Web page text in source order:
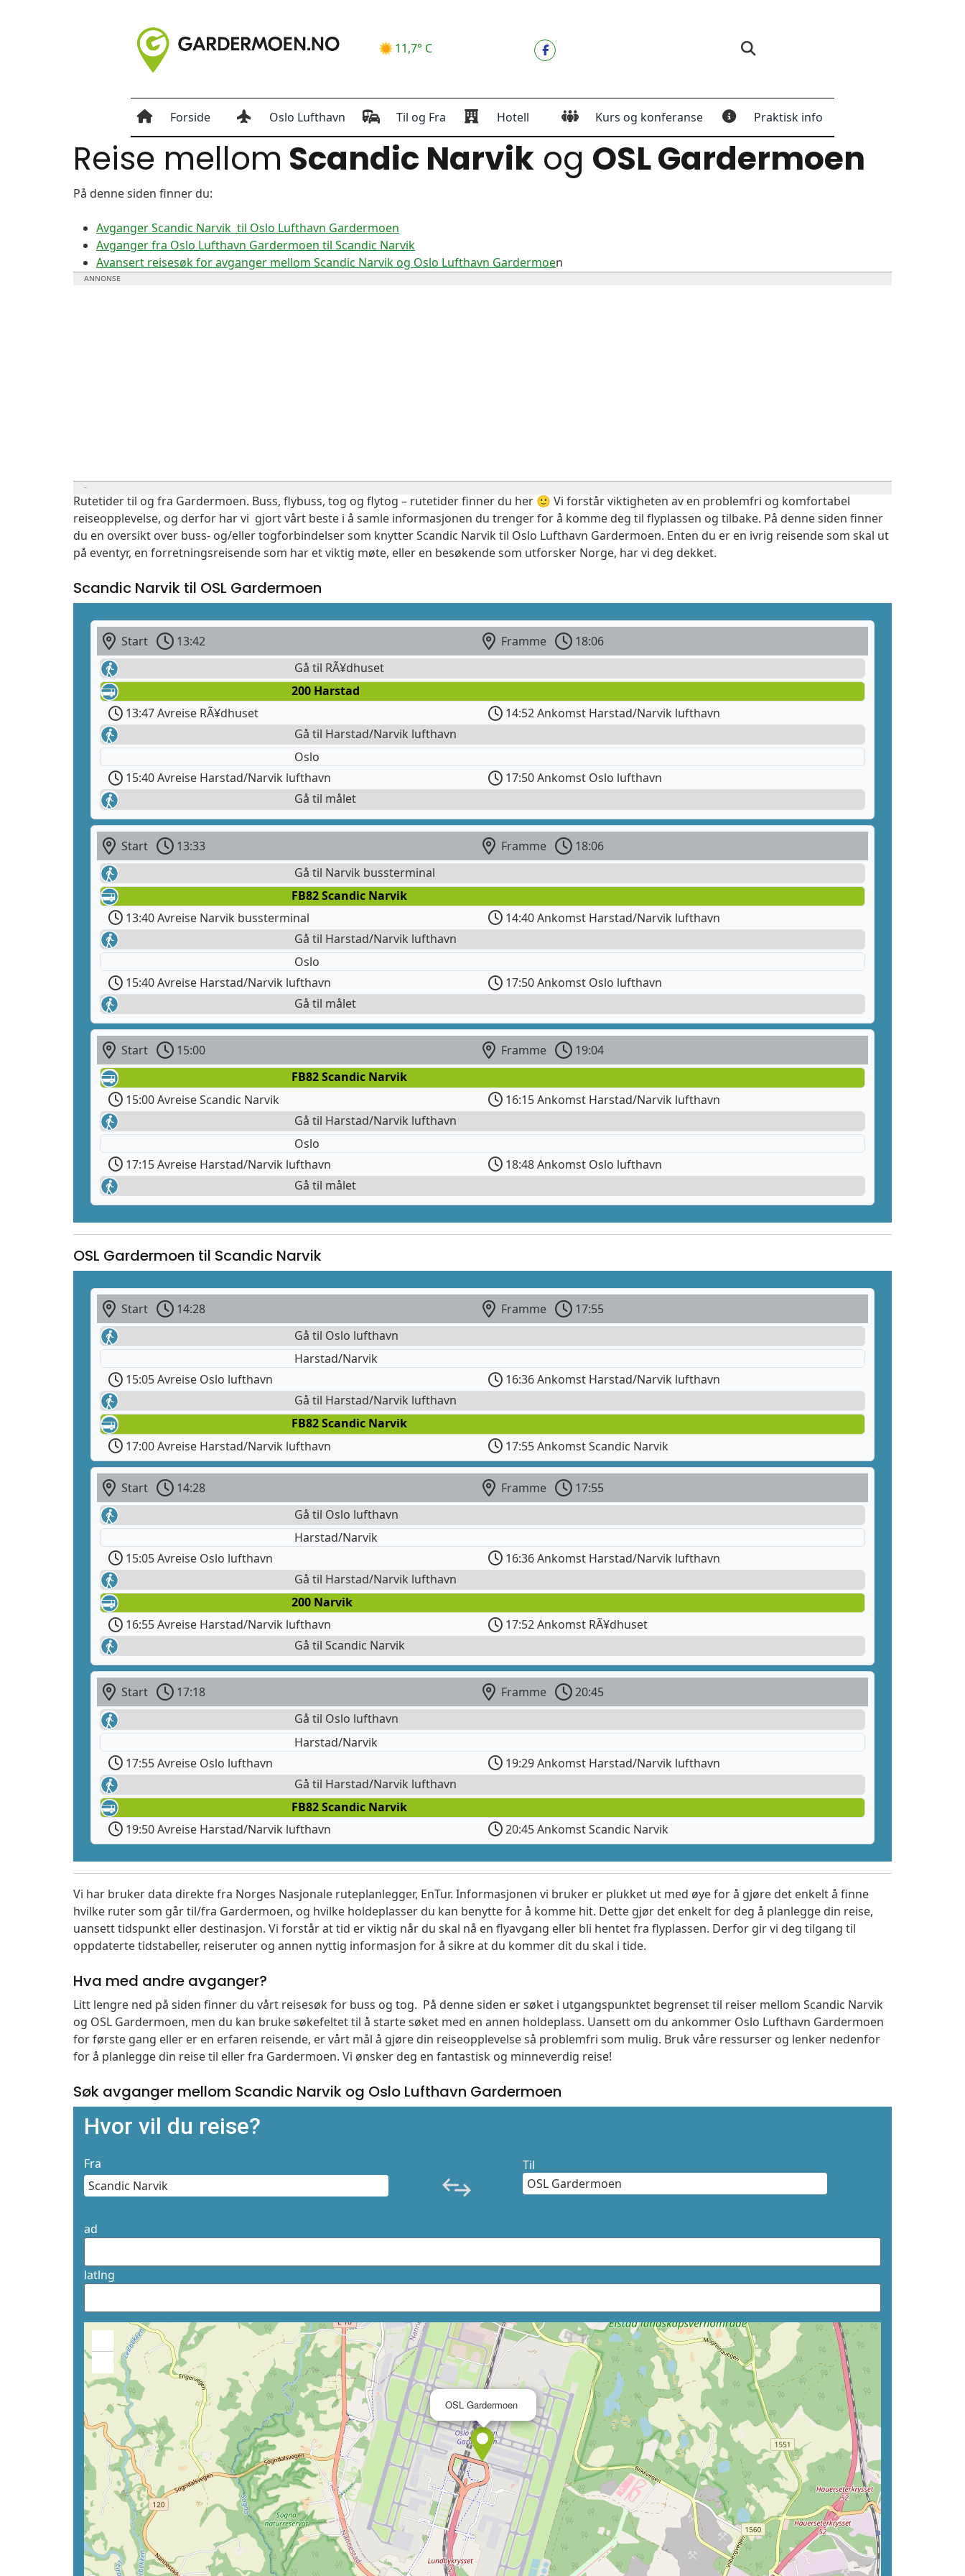
11,7° C
Forside Oslo Lufthavn Til og Fra Hotell Kurs og konferanse Praktisk info
Reise mellom Scandic Narvik og OSL Gardermoen
På denne siden finner du:
Avganger Scandic Narvik til Oslo Lufthavn Gardermoen
Avganger fra Oslo Lufthavn Gardermoen til Scandic Narvik
Avansert reisesøk for avganger mellom Scandic Narvik og Oslo Lufthavn Gardermoen
Rutetider til og fra Gardermoen. Buss, flybuss, tog og flytog – rutetider finner du her 🙂 Vi forstår viktigheten av en problemfri og komfortabel
reiseopplevelse, og derfor har vi gjort vårt beste i å samle informasjonen du trenger for å komme deg til flyplassen og tilbake. På denne siden finner
du en oversikt over buss- og/eller togforbindelser som knytter Scandic Narvik til Oslo Lufthavn Gardermoen. Enten du er en ivrig reisende som skal ut
på eventyr, en forretningsreisende som har et viktig møte, eller en besøkende som utforsker Norge, har vi deg dekket.
Scandic Narvik til OSL Gardermoen
Start 13:42 Framme
18:06
Gå til RÃ¥dhuset
200 Harstad
13:47 Avreise RÃ¥dhuset
14:52 Ankomst Harstad/Narvik lufthavn
Gå til Harstad/Narvik lufthavn
Oslo
15:40 Avreise Harstad/Narvik lufthavn
17:50 Ankomst Oslo lufthavn
Gå til målet
Start 13:33 Framme
18:06
Gå til Narvik bussterminal
FB82 Scandic Narvik
13:40 Avreise Narvik bussterminal
14:40 Ankomst Harstad/Narvik lufthavn
Gå til Harstad/Narvik lufthavn
Oslo
15:40 Avreise Harstad/Narvik lufthavn
17:50 Ankomst Oslo lufthavn
Gå til målet
Start 15:00 Framme
19:04
FB82 Scandic Narvik
15:00 Avreise Scandic Narvik
16:15 Ankomst Harstad/Narvik lufthavn
Gå til Harstad/Narvik lufthavn
Oslo
17:15 Avreise Harstad/Narvik lufthavn
18:48 Ankomst Oslo lufthavn
Gå til målet
OSL Gardermoen til Scandic Narvik
Start 14:28 Framme
17:55
Gå til Oslo lufthavn
Harstad/Narvik
15:05 Avreise Oslo lufthavn
16:36 Ankomst Harstad/Narvik lufthavn
Gå til Harstad/Narvik lufthavn
FB82 Scandic Narvik
17:00 Avreise Harstad/Narvik lufthavn
17:55 Ankomst Scandic Narvik
Start 14:28 Framme
17:55
Gå til Oslo lufthavn
Harstad/Narvik
15:05 Avreise Oslo lufthavn
16:36 Ankomst Harstad/Narvik lufthavn
Gå til Harstad/Narvik lufthavn
200 Narvik
16:55 Avreise Harstad/Narvik lufthavn
17:52 Ankomst RÃ¥dhuset
Gå til Scandic Narvik
Start 17:18 Framme
20:45
Gå til Oslo lufthavn
Harstad/Narvik
17:55 Avreise Oslo lufthavn
19:29 Ankomst Harstad/Narvik lufthavn
Gå til Harstad/Narvik lufthavn
FB82 Scandic Narvik
19:50 Avreise Harstad/Narvik lufthavn
20:45 Ankomst Scandic Narvik
Vi har bruker data direkte fra Norges Nasjonale ruteplanlegger, EnTur. Informasjonen vi bruker er plukket ut med øye for å gjøre det enkelt å finne
hvilke ruter som går til/fra Gardermoen, og hvilke holdeplasser du kan benytte for å komme hit. Dette gjør det enkelt for deg å planlegge din reise,
uansett tidspunkt eller destinasjon. Vi forstår at tid er viktig når du skal nå en flyavgang eller bli hentet fra flyplassen. Derfor gir vi deg tilgang til
oppdaterte tidstabeller, reiseruter og annen nyttig informasjon for å sikre at du kommer dit du skal i tide.
Hva med andre avganger?
Litt lengre ned på siden finner du vårt reisesøk for buss og tog. På denne siden er søket i utgangspunktet begrenset til reiser mellom Scandic Narvik
og OSL Gardermoen, men du kan bruke søkefeltet til å starte søket med en annen holdeplass. Uansett om du ankommer Oslo Lufthavn Gardermoen
for første gang eller er en erfaren reisende, er vårt mål å gjøre din reiseopplevelse så problemfri som mulig. Bruk våre ressurser og lenker nedenfor
for å planlegge din reise til eller fra Gardermoen. Vi ønsker deg en fantastisk og minneverdig reise!
Søk avganger mellom Scandic Narvik og Oslo Lufthavn Gardermoen
Hvor vil du reise?
Fra Til
ad
latlng
OSL Gardermoen